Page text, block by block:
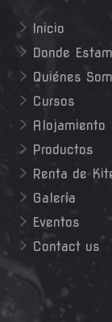
Inicio
Donde
Quiénes
Cursos
Alojamiento
Productos
Renta de
Galería
Eventos
Contact us